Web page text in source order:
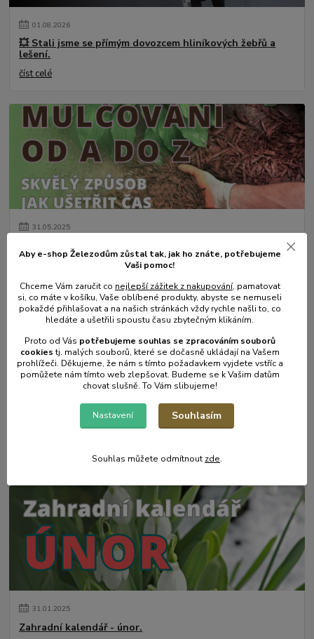
01.08.2026
💥 Stali jsme se přímým dovozcem hliníkových žebřů a
lešení.
číst celé
31.05.2025
Mulčování od A do Z.
31.01.2025
Zahradní kalendář - únor.
Aby e-shop Železodům zůstal tak, jak ho znáte, potřebujeme
Vaši pomoc!
Chceme Vám zaručit co nejlepší zážitek z nakupování, pamatovat
si, co máte v košíku, Vaše oblíbené produkty, abyste se nemuseli
pokaždé přihlašovat a na našich stránkách vždy rychle našli to, co
hledáte a ušetřili spoustu času zbytečným klikáním.
Proto od Vás potřebujeme souhlas se zpracováním souborů
cookiestj. malých souborů, které se dočasně ukládají na Vašem
prohlížeči. Děkujeme, že nám s tímto požadavkem vyjdete vstříc a
pomůžete nám tímto web zlepšovat. Budeme se k Vašim datům
chovat slušně. To Vám slibujeme!
Nastavení Souhlasím
Souhlas můžete odmítnout zde.